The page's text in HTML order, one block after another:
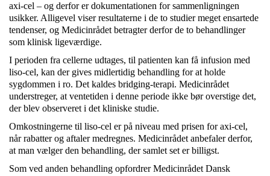
axi-cel – og derfor er dokumentationen for sammenligningen
usikker. Alligevel viser resultaterne i de to studier meget ensartede
tendenser, og Medicinrådet betragter derfor de to behandlinger
som klinisk ligeværdige.
I perioden fra cellerne udtages, til patienten kan få infusion med
liso-cel, kan der gives midlertidig behandling for at holde
sygdommen i ro. Det kaldes bridging-terapi. Medicinrådet
understreger, at ventetiden i denne periode ikke bør overstige det,
der blev observeret i det kliniske studie.
Omkostningerne til liso-cel er på niveau med prisen for axi-cel,
når rabatter og aftaler medregnes. Medicinrådet anbefaler derfor,
at man vælger den behandling, der samlet set er billigst.
Som ved anden behandling opfordrer Medicinrådet Dansk